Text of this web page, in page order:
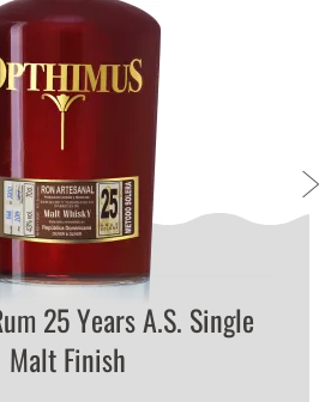
25 Years A.S. Single
Malt Finish